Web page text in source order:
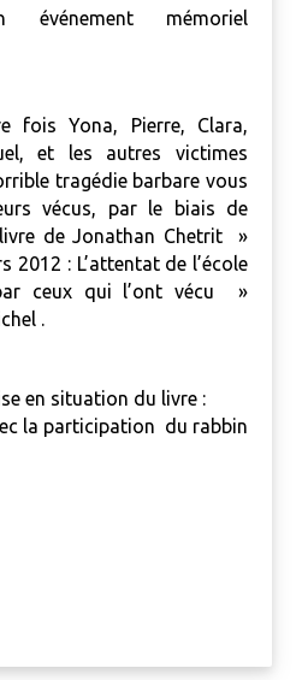
événement mémoriel
fois Yona, Pierre, Clara,
et les autres victimes
tragédie barbare vous
vécus, par le biais de
de Jonathan Chetrit »
2012 : L’attentat de l’école
ceux qui l’ont vécu »
.
en situation du livre :
la participation du rabbin